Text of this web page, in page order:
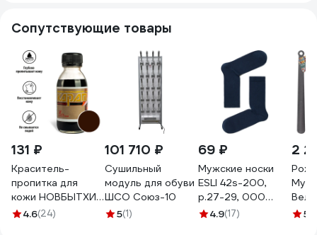
Сопутствующие товары
131 ₽
Краситель-
пропитка для
кожи НОВБЫТХИМ
Карат,
4.6(24)
101 710 ₽
Сушильный
модуль для обуви
ШСО Союз-10
5(1)
69 ₽
Мужские носки
ESLI 42s-200,
р.27-29, 000
темно-синий
4.9(17)
2
см5